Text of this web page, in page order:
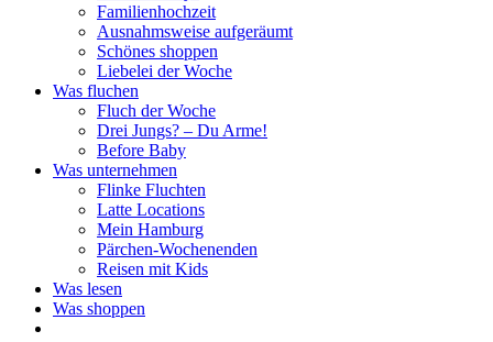
Familienhochzeit
Ausnahmsweise aufgeräumt
Schönes shoppen
Liebelei der Woche
Was fluchen
Fluch der Woche
Drei Jungs? – Du Arme!
Before Baby
Was unternehmen
Flinke Fluchten
Latte Locations
Mein Hamburg
Pärchen-Wochenenden
Reisen mit Kids
Was lesen
Was shoppen